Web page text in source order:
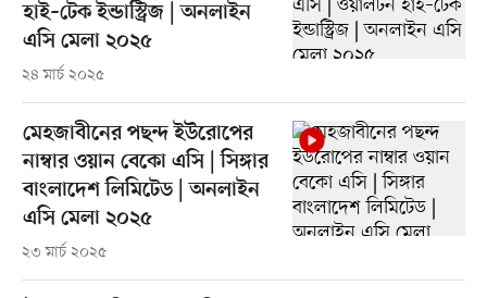
হাই–টেক ইন্ডাস্ট্রিজ | অনলাইন
এসি মেলা ২০২৫
২৪ মার্চ ২০২৫
মেহজাবীনের পছন্দ ইউরোপের
নাম্বার ওয়ান বেকো এসি | সিঙ্গার
বাংলাদেশ লিমিটেড | অনলাইন
এসি মেলা ২০২৫
২৩ মার্চ ২০২৫